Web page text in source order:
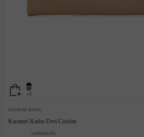
+2
GEORGE HOGG
Karamel Kadın Deri Cüzdan
3.299,00 TL